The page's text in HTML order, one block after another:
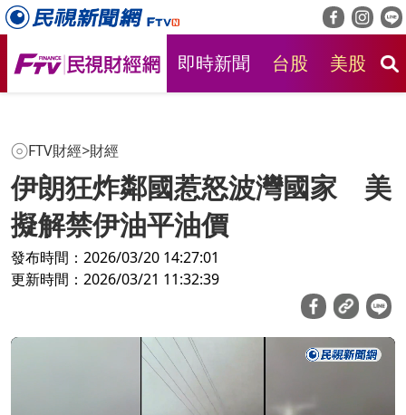
即時新聞 台股 美股
FTV財經>財經
伊朗狂炸鄰國惹怒波灣國家 美
擬解禁伊油平油價
發布時間：2026/03/20 14:27:01
更新時間：2026/03/21 11:32:39